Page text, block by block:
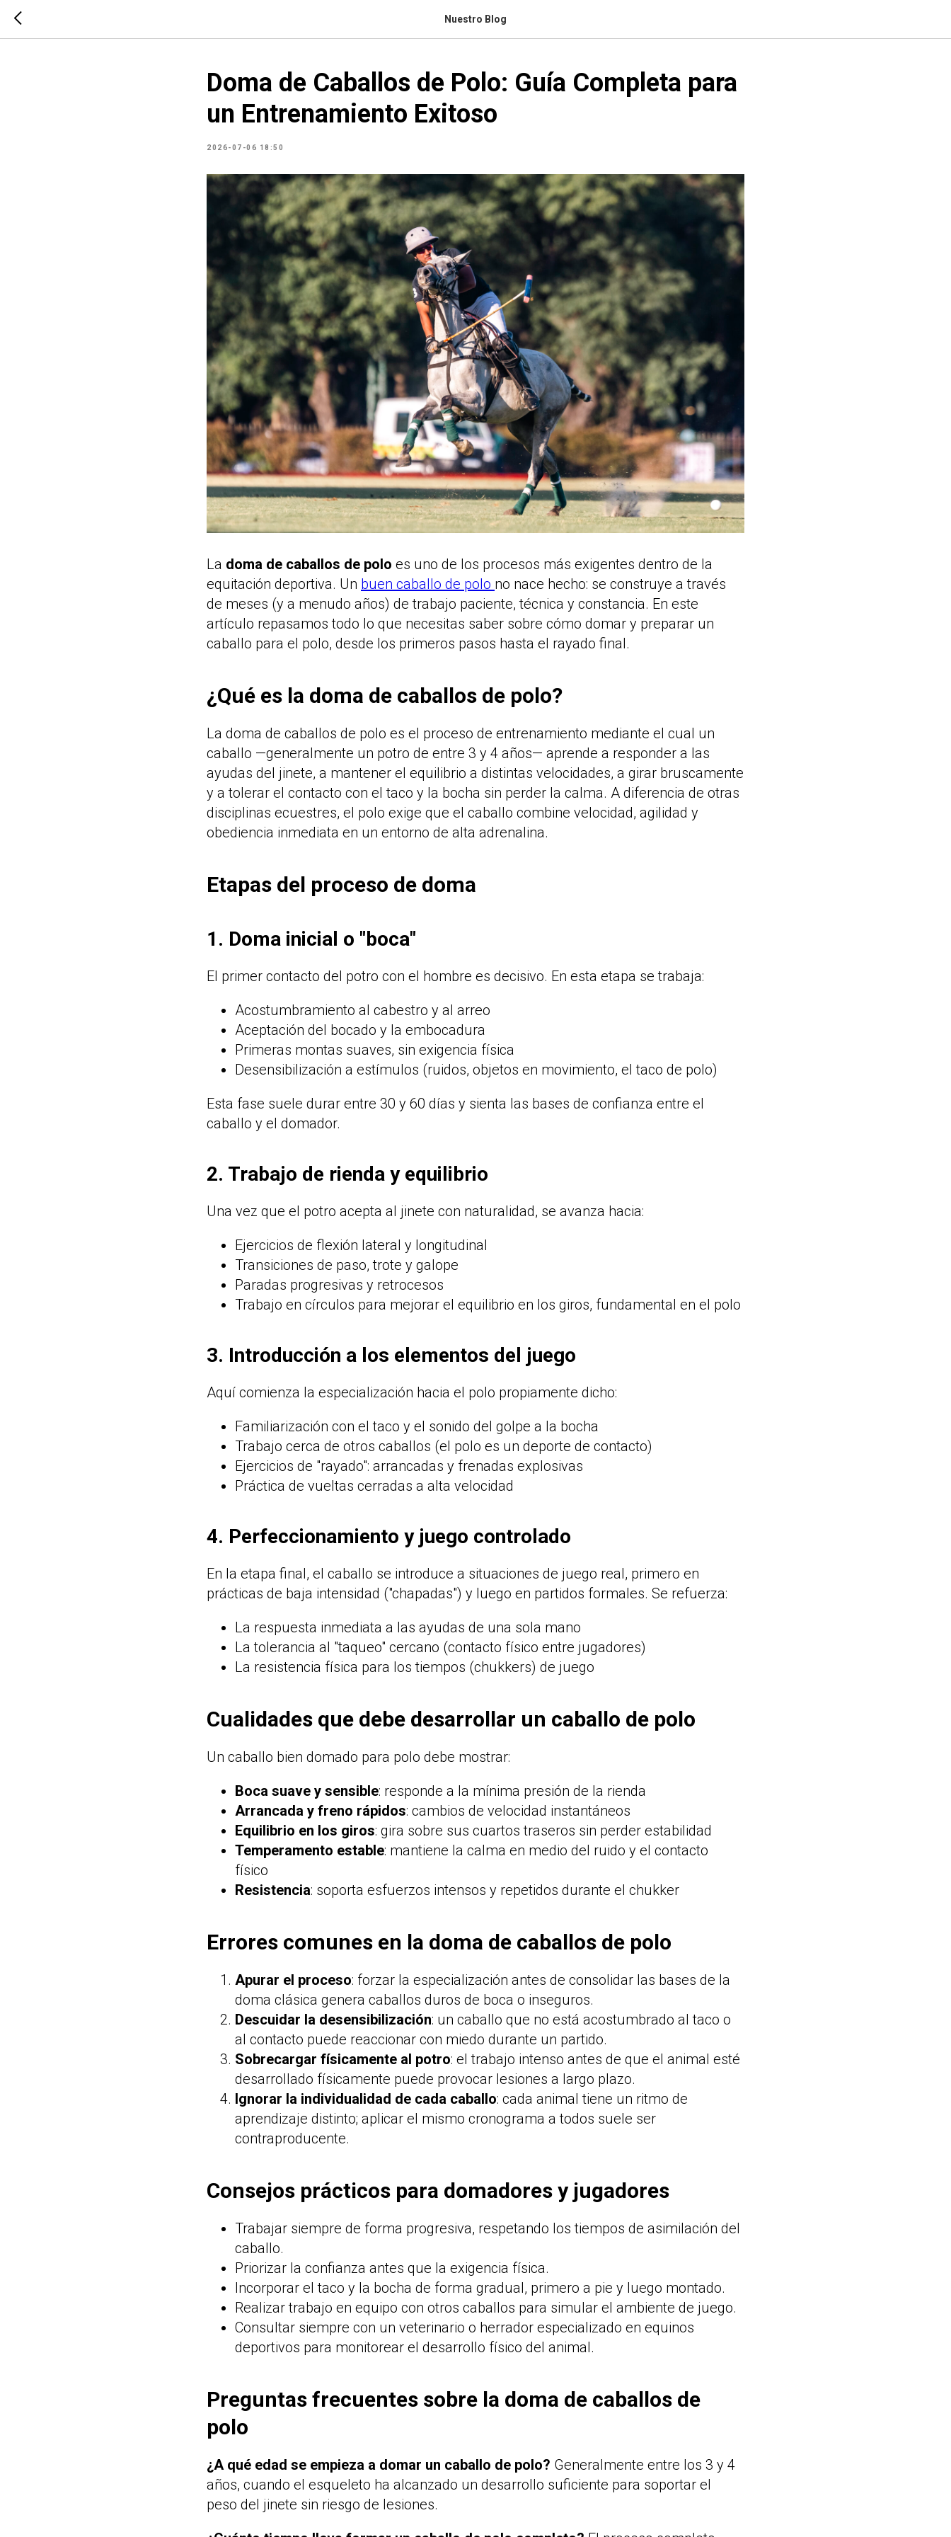
Nuestro Blog
Doma de Caballos de Polo: Guía Completa para
un Entrenamiento Exitoso
2026-07-06 18:50
La doma de caballos de polo es uno de los procesos más exigentes dentro de la
equitación deportiva. Un buen caballo de polo no nace hecho: se construye a través
de meses (y a menudo años) de trabajo paciente, técnica y constancia. En este
artículo repasamos todo lo que necesitas saber sobre cómo domar y preparar un
caballo para el polo, desde los primeros pasos hasta el rayado final.
¿Qué es la doma de caballos de polo?
La doma de caballos de polo es el proceso de entrenamiento mediante el cual un
caballo —generalmente un potro de entre 3 y 4 años— aprende a responder a las
ayudas del jinete, a mantener el equilibrio a distintas velocidades, a girar bruscamente
y a tolerar el contacto con el taco y la bocha sin perder la calma. A diferencia de otras
disciplinas ecuestres, el polo exige que el caballo combine velocidad, agilidad y
obediencia inmediata en un entorno de alta adrenalina.
Etapas del proceso de doma
1. Doma inicial o "boca"
El primer contacto del potro con el hombre es decisivo. En esta etapa se trabaja:
Acostumbramiento al cabestro y al arreo
Aceptación del bocado y la embocadura
Primeras montas suaves, sin exigencia física
Desensibilización a estímulos (ruidos, objetos en movimiento, el taco de polo)
Esta fase suele durar entre 30 y 60 días y sienta las bases de confianza entre el
caballo y el domador.
2. Trabajo de rienda y equilibrio
Una vez que el potro acepta al jinete con naturalidad, se avanza hacia:
Ejercicios de flexión lateral y longitudinal
Transiciones de paso, trote y galope
Paradas progresivas y retrocesos
Trabajo en círculos para mejorar el equilibrio en los giros, fundamental en el polo
3. Introducción a los elementos del juego
Aquí comienza la especialización hacia el polo propiamente dicho:
Familiarización con el taco y el sonido del golpe a la bocha
Trabajo cerca de otros caballos (el polo es un deporte de contacto)
Ejercicios de "rayado": arrancadas y frenadas explosivas
Práctica de vueltas cerradas a alta velocidad
4. Perfeccionamiento y juego controlado
En la etapa final, el caballo se introduce a situaciones de juego real, primero en
prácticas de baja intensidad ("chapadas") y luego en partidos formales. Se refuerza:
La respuesta inmediata a las ayudas de una sola mano
La tolerancia al "taqueo" cercano (contacto físico entre jugadores)
La resistencia física para los tiempos (chukkers) de juego
Cualidades que debe desarrollar un caballo de polo
Un caballo bien domado para polo debe mostrar:
Boca suave y sensible: responde a la mínima presión de la rienda
Arrancada y freno rápidos: cambios de velocidad instantáneos
Equilibrio en los giros: gira sobre sus cuartos traseros sin perder estabilidad
Temperamento estable: mantiene la calma en medio del ruido y el contacto
físico
Resistencia: soporta esfuerzos intensos y repetidos durante el chukker
Errores comunes en la doma de caballos de polo
Apurar el proceso: forzar la especialización antes de consolidar las bases de la
doma clásica genera caballos duros de boca o inseguros.
Descuidar la desensibilización: un caballo que no está acostumbrado al taco o
al contacto puede reaccionar con miedo durante un partido.
Sobrecargar físicamente al potro: el trabajo intenso antes de que el animal esté
desarrollado físicamente puede provocar lesiones a largo plazo.
Ignorar la individualidad de cada caballo: cada animal tiene un ritmo de
aprendizaje distinto; aplicar el mismo cronograma a todos suele ser
contraproducente.
Consejos prácticos para domadores y jugadores
Trabajar siempre de forma progresiva, respetando los tiempos de asimilación del
caballo.
Priorizar la confianza antes que la exigencia física.
Incorporar el taco y la bocha de forma gradual, primero a pie y luego montado.
Realizar trabajo en equipo con otros caballos para simular el ambiente de juego.
Consultar siempre con un veterinario o herrador especializado en equinos
deportivos para monitorear el desarrollo físico del animal.
Preguntas frecuentes sobre la doma de caballos de
polo
¿A qué edad se empieza a domar un caballo de polo? Generalmente entre los 3 y 4
años, cuando el esqueleto ha alcanzado un desarrollo suficiente para soportar el
peso del jinete sin riesgo de lesiones.